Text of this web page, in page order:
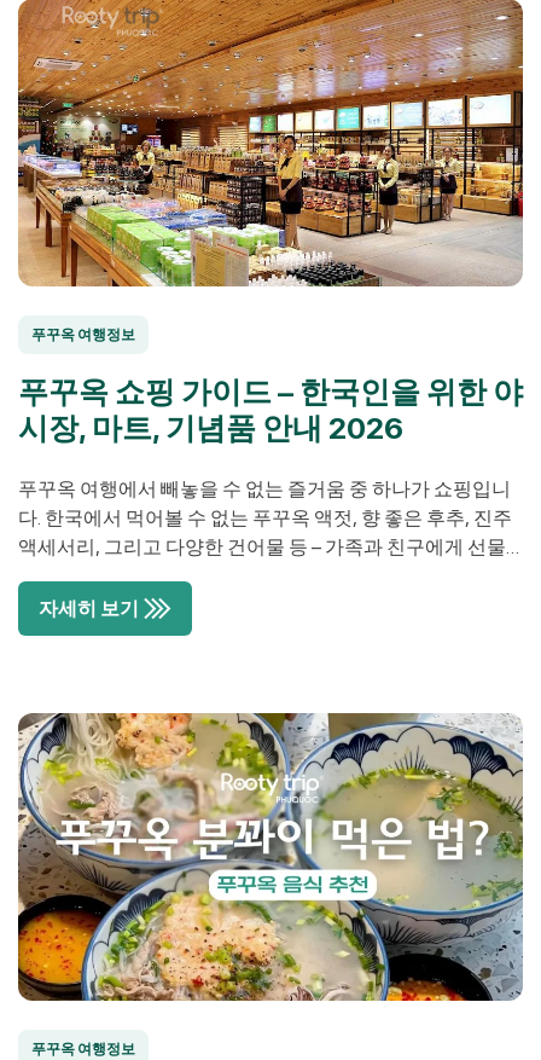
푸꾸옥 여행정보
푸꾸옥 쇼핑 가이드 – 한국인을 위한 야
시장, 마트, 기념품 안내 2026
푸꾸옥 여행에서 빼놓을 수 없는 즐거움 중 하나가 쇼핑입니
다. 한국에서 먹어볼 수 없는 푸꾸옥 액젓, 향 좋은 후추, 진주
액세서리, 그리고 다양한 건어물 등 – 가족과 친구에게 선물
할 수 있는 특별한 기념품이 정말 많아요. 또한 여행 중 필요한
생필품이나 간식도 24시간 운영 마트에서 쉽게 구하실 수 있
습니다. 하지만 푸꾸옥은 정말 넓고 마트와 상점이 곳곳에 흩
자세히 보기
푸꾸옥 여행정보